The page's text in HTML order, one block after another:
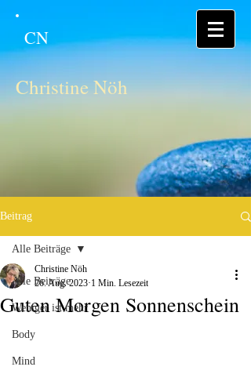
CN
Christine Nöh
Beitrag
Alle Beiträge
Weniger ist mehr
Body
Mind
Alle Beiträge
Guten Morgen Sonnenschein
Christine Nöh
26. Aug. 2023 1 Min. Lesezeit